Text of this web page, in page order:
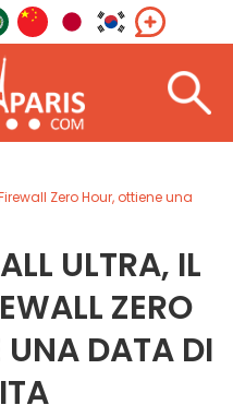
Zero Hour, ottiene una
ULTRA, IL
ZERO
UNA DATA DI